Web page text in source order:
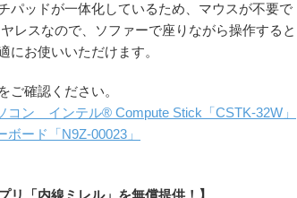
パッドが一体化しているため、マウスが不要で
レスなので、ソファーで座りながら操作すると
にお使いいただけます。
ご確認ください。
コン インテル® Compute Stick「CSTK-32W」
ボード「N9Z-00023」
リ「内線ミレル」を無償提供！】